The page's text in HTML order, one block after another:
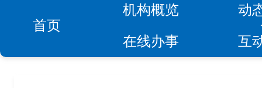
首页
机构概览
动
在线办事
互